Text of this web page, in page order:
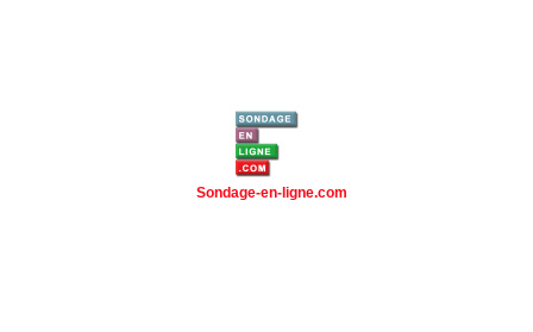
Sondage-en-ligne.com